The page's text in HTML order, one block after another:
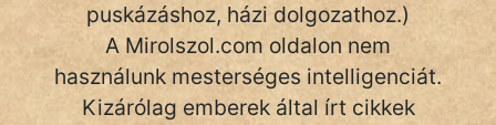
puskázáshoz, házi dolgozathoz.)
A Mirolszol.com oldalon nem
használunk mesterséges intelligenciát.
Kizárólag emberek által írt cikkek